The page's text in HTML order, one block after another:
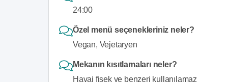
24:00
Özel menü seçenekleriniz neler?
Vegan, Vejetaryen
Mekanın kısıtlamaları neler?
Havai fişek ve benzeri kullanılamaz